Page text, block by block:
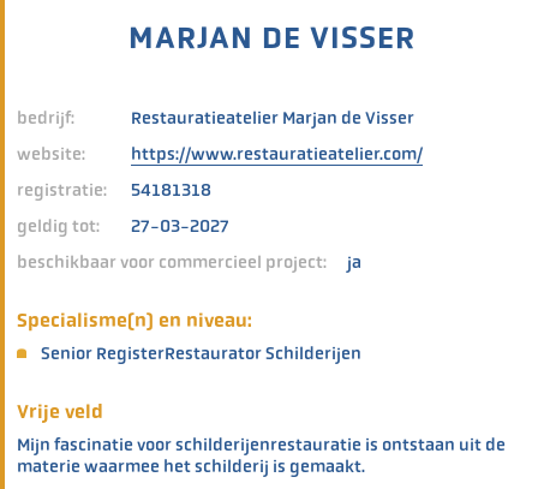
MARJAN DE VISSER
bedrijf:
Restauratieatelier Marjan de Visser
website:
https://www.restauratieatelier.com/
registratie:
54181318
geldig tot:
27-03-2027
beschikbaar voor commercieel project:
ja
Specialisme(n) en niveau:
Senior RegisterRestaurator Schilderijen
Vrije veld
Mijn fascinatie voor schilderijenrestauratie is ontstaan uit de
materie waarmee het schilderij is gemaakt.